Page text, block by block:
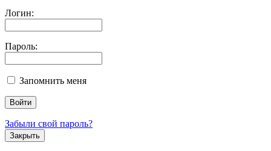
Логин:
Пароль:
Запомнить меня
Забыли свой пароль?
Закрыть